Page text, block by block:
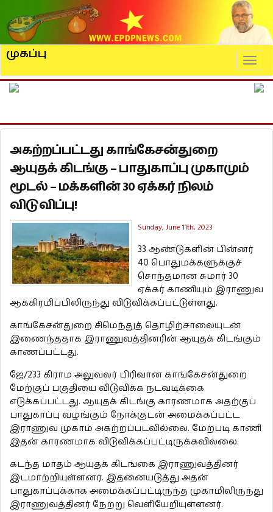
முகப்பு
அகற்றப்பட்டது காங்கேசன்துறை
ஆயுதக் கிடங்கு – பாதுகாப்பு முகாமும்
மூடல் – மக்களின் 30 ஏக்கர் நிலம்
விடுவிப்பு!
Sunday, June 11th, 2023
33 ஆண்டுகளின் பின்னர்
40 பொதுமக்களுக்குச்
சொந்தமான சுமார் 30
ஏக்கர் காணியும் இராணுவ
ஆக்கிரமிப்பிலிருந்து விடுவிக்கப்பட்டுள்ளது.
காங்கேசன்துறை சிமெந்துத் தொழிற்சாலையுடன்
இணைந்ததாக இராணுவத்தினரின் ஆயுதக் கிடங்கும்
காணப்பட்டது.
ஜே/233 கிராம அலுவலர் பிரிவான காங்கேசன்துறை
மேற்குப் பகுதியை விடுவிக்க நடவடிக்கை
எடுக்கப்பட்டது. ஆயுதக் கிடங்கு காரணமாக அதற்குப்
பாதுகாப்பு வழங்கும் நோக்குடன் அமைக்கப்பட்ட
இராணுவ முகாம் அகற்றப்படவில்லை. மேற்படி காணி
இதன் காரணமாக விடுவிக்கப்பட்டிருக்கவில்லை.
கடந்த மாதம் ஆயுதக் கிடங்கை இராணுவத்தினர்
இடமாற்றியுள்ளனர். இதனையடுத்து அதன்
பாதுகாப்புக்காக அமைக்கப்பட்டிருந்த முகாமிலிருந்து
இராணுவத்தினர் நேற்று வெளியேறியுள்ளனர்.